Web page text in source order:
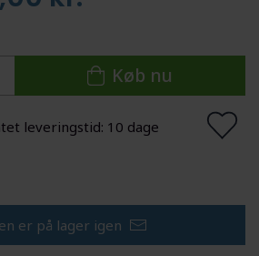
Køb nu
leveringstid: 10 dage
er på lager igen